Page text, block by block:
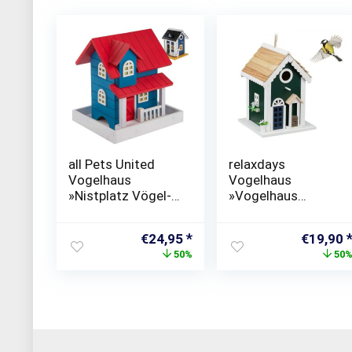
all Pets United
Vogelhaus
»Nistplatz Vögel-
aufhängen imUrsprünglicher
Preis
€24,95 Aktueller
Preis
50%
relaxdays
Vogelhaus
»Vogelhaus
Preis
€19,90
50%